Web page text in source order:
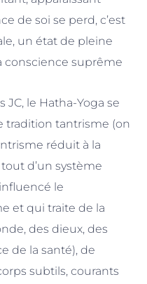
de soi se perd, c’est
un état de pleine
conscience suprême
le Hatha-Yoga se
tradition tantrisme (on
réduit à la
d’un système
le
et qui traite de la
des dieux, des
de la santé), de
subtils, courants